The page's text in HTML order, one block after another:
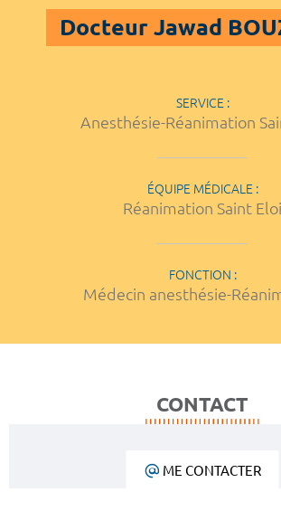
Docteur Jawad
SERVICE :
Anesthésie-Réanimation
ÉQUIPE MÉDICALE :
Réanimation Saint Eloi
FONCTION :
Médecin anesthésie-
CONTACT
ME CONTACTER